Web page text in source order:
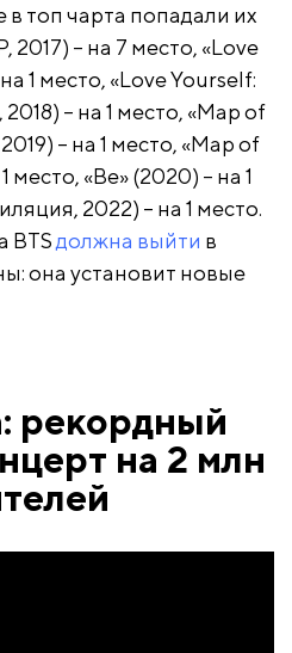
в топ чарта попадали их
2017) – на 7 место, «Love
1 место, «Love Yourself:
– на 1 место, «Map of
– на 1 место, «Map of
место, «Be» (2020) – на 1
2022) – на 1 место.
BTSдолжна выйти в
она установит новые
рекордный
на 2 млн